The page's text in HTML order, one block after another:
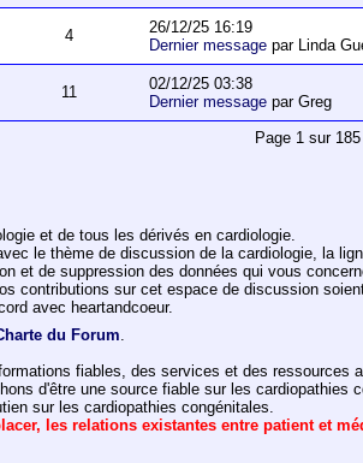
4
26/12/25 16:19
Dernier message par Linda
11
02/12/25 03:38
Dernier message par Greg
Page 1 sur
et de tous les dérivés en cardiologie.
le thème de discussion de la cardiologie, la
et de suppression des données qui vous
contributions sur cet espace de discussion
avec heartandcoeur.
du Forum.
fiables, des services et des ressources
d'être une source fiable sur les cardiopathies
sur les cardiopathies congénitales.
les relations existantes entre patient et